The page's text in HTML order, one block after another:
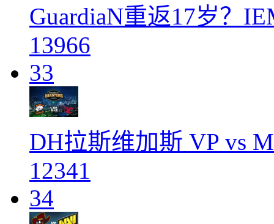
GuardiaN重返17岁？
13966
33
DH拉斯维加斯 VP vs
12341
34